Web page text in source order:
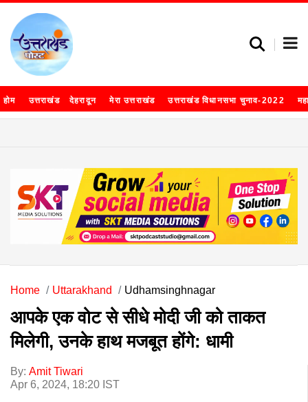
होम उत्तराखंड देहरादून मेरा उत्तराखंड उत्तराखंड विधानसभा चुनाव-2022
Home Uttarakhand Udhamsinghnagar
आपके एक वोट से सीधे मोदी जी को ताकत
मिलेगी, उनके हाथ मजबूत होंगे: धामी
By: Amit Tiwari
Apr 6, 2024, 18:20 IST